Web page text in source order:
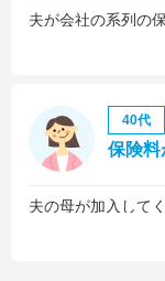
40代
保険料